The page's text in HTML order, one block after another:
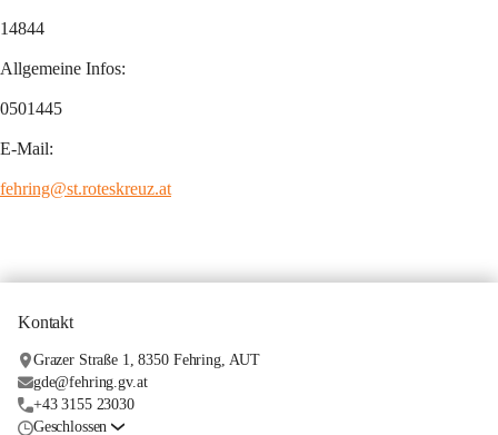
14844
Allgemeine Infos:
0501445
E-Mail:
fehring@st.roteskreuz.at
Kontakt
Grazer Straße 1, 8350 Fehring, AUT
gde@fehring.gv.at
+43 3155 23030
Geschlossen